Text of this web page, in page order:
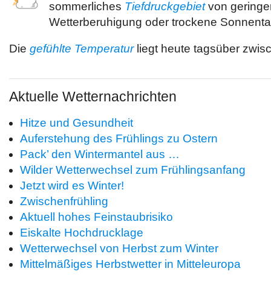
sommerliches Tiefdruckgebietvon
Wetterberuhigung oder trockene
Die gefühlte Temperaturliegt heute tagsüber
Aktuelle Wetternachrichten
Hitze und Gesundheit
Auferstehung des Frühlings zu Ostern
Pack’ den Wintermantel aus …
Wilder Wetterwechsel zum Frühlingsanfang
Jetzt wird es Winter!
Zwischenfrühling
Aktuell hohes Feinstaubrisiko
Eiskalte Hochdrucklage
Wetterwechsel von Herbst zum Winter
Mittelmäßiges Herbstwetter in Mitteleuropa